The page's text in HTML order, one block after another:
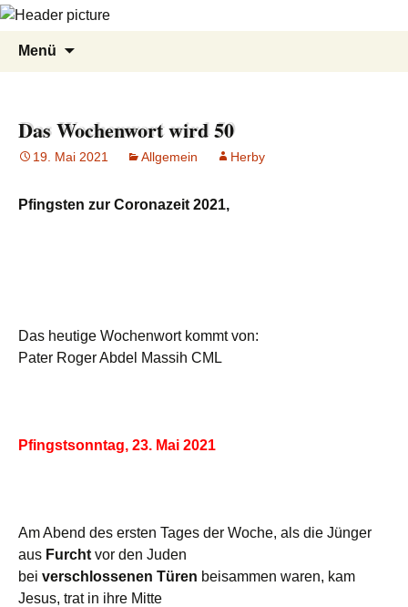
Menü
Das Wochenwort wird 50
19. Mai 2021 Allgemein Herby
Pfingsten zur Coronazeit 2021,
Das heutige Wochenwort kommt von:
Pater Roger Abdel Massih CML
Pfingstsonntag, 23. Mai 2021
Am Abend des ersten Tages der Woche, als die Jünger
aus Furcht vor den Juden
bei verschlossenen Türen beisammen waren, kam
Jesus, trat in ihre Mitte